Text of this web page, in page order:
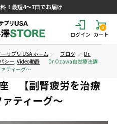
！最短4～7日でお届け
ログイン
0
カート
サプリ USA ホーム ブログ
Dr.
シー, Video動画
Dr.Ozawa自然療法講
ティーグ〜
【副腎疲労を治療
ティーグ〜